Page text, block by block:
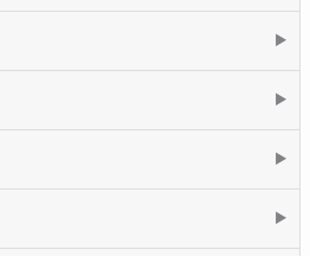
▶
▶
▶
▶